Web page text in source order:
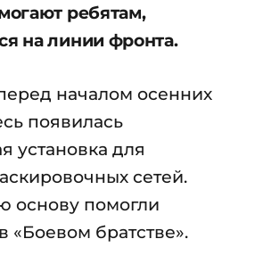
ребятам,
на линии фронта.
началом осенних
появилась
установка для
сетей.
основу помогли
«Боевом братстве».